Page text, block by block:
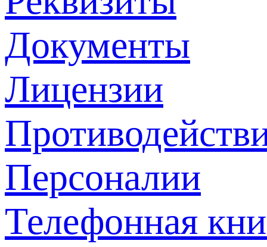
Документы
Лицензии
Персоналии
Телефонная